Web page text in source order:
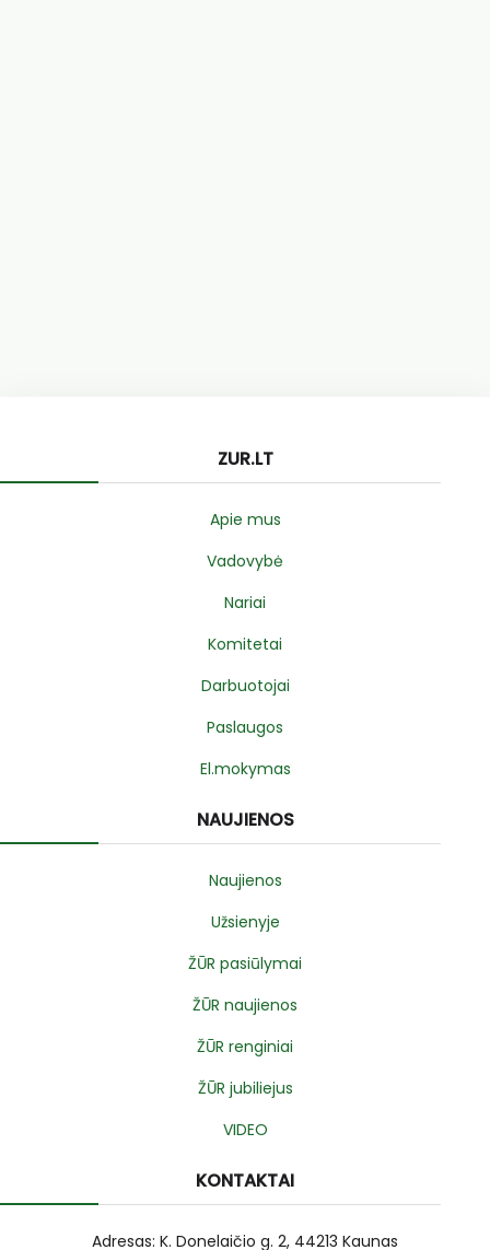
ZUR.LT
Apie mus
Vadovybė
Nariai
Komitetai
Darbuotojai
Paslaugos
El.mokymas
NAUJIENOS
Naujienos
Užsienyje
ŽŪR pasiūlymai
ŽŪR naujienos
ŽŪR renginiai
ŽŪR jubiliejus
VIDEO
KONTAKTAI
Adresas: K. Donelaičio g. 2, 44213 Kaunas